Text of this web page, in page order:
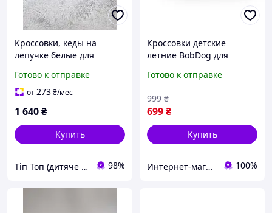
Кроссовки, кеды на
лепучке белые для
очень легкие и удобные
кожаные Размер 31-35
Готово к отправке
от273₴/мес
1 640₴
Купить
Тіп Топ (дитяче взуття) 98%
Кроссовки детские
летние BobDog для
шнуровка с фиксатором
Готово к отправке
699₴
999 ₴
Купить
Интернет-магазин детской одежды и обуви 100%